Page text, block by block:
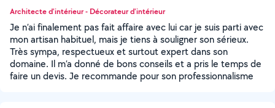
Architecte d'intérieur - Décorateur d'intérieur
Je n’ai finalement pas fait affaire avec lui car je suis parti avec
mon artisan habituel, mais je tiens à souligner son sérieux.
Très sympa, respectueux et surtout expert dans son
domaine. Il m’a donné de bons conseils et a pris le temps de
faire un devis. Je recommande pour son professionnalisme